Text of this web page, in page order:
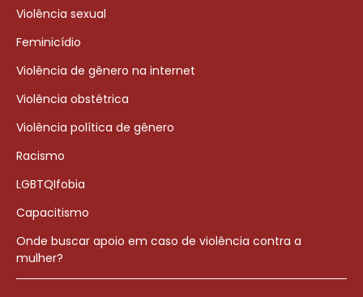
Violência sexual
Feminicídio
Violência de gênero na internet
Violência obstétrica
Violência política de gênero
Racismo
LGBTQIfobia
Capacitismo
Onde buscar apoio em caso de violência contra a
mulher?